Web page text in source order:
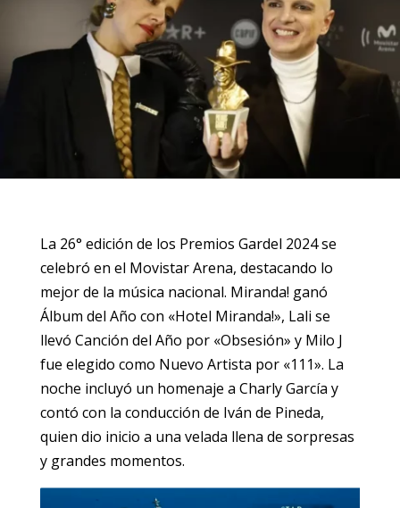
La 26° edición de los Premios Gardel 2024 se
celebró en el Movistar Arena, destacando lo
mejor de la música nacional. Miranda! ganó
Álbum del Año con «Hotel Miranda!», Lali se
llevó Canción del Año por «Obsesión» y Milo J
fue elegido como Nuevo Artista por «111». La
noche incluyó un homenaje a Charly García y
contó con la conducción de Iván de Pineda,
quien dio inicio a una velada llena de sorpresas
y grandes momentos.